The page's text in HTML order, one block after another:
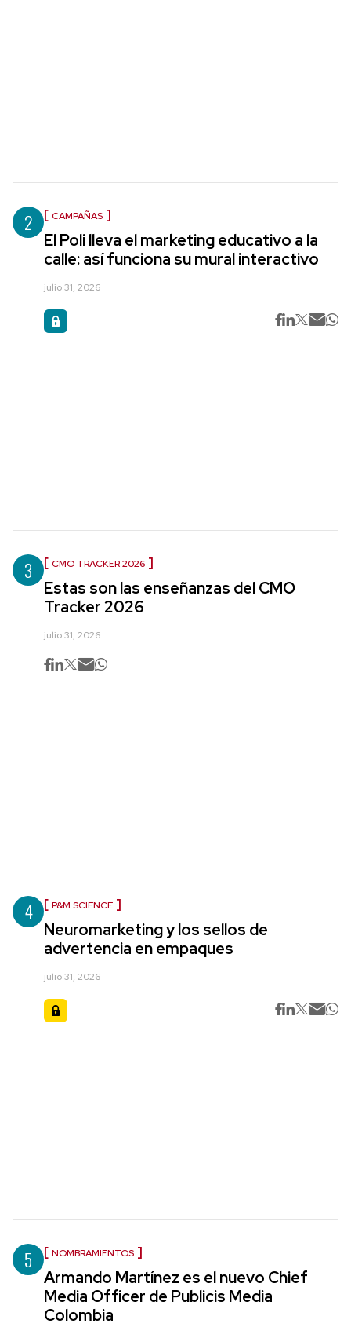
2 CAMPAÑAS
El Poli lleva el marketing educativo a la
calle: así funciona su mural interactivo
julio 31, 2026
3 CMO TRACKER 2026
Estas son las enseñanzas del CMO
Tracker 2026
julio 31, 2026
4 P&M SCIENCE
Neuromarketing y los sellos de
advertencia en empaques
julio 31, 2026
5 NOMBRAMIENTOS
Armando Martínez es el nuevo Chief
Media Officer de Publicis Media
Colombia